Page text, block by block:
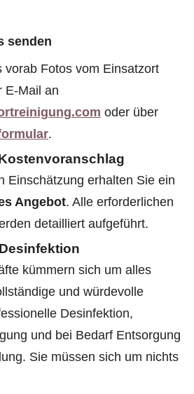
senden
vorab Fotos vom Einsatzort
E-Mail an
oder über
.
Einschätzung erhalten Sie ein
Angebot. Alle erforderlichen
detailliert aufgeführt.
kümmern sich um alles
und würdevolle
Desinfektion,
und bei Bedarf Entsorgung
Sie müssen sich um nichts